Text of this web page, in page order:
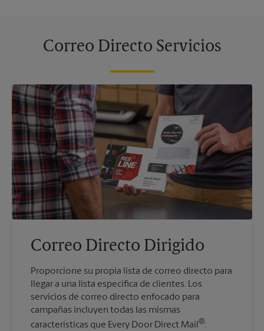
Correo Directo Servicios
Correo Directo Dirigido
Proporcione su propia lista de correo directo para
llegar a una lista específica de clientes. Los
servicios de correo directo enfocado para
campañas incluyen todas las mismas
características que Every Door Direct Mail®: